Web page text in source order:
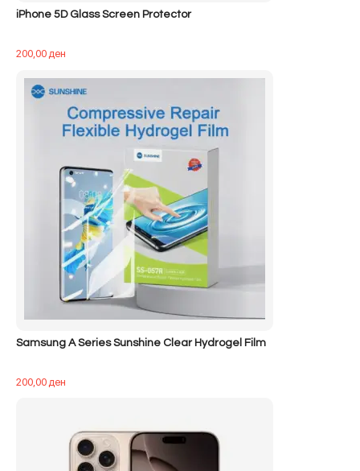
iPhone 5D Glass Screen Protector
200,00ден
Samsung A Series Sunshine Clear Hydrogel Film
200,00ден